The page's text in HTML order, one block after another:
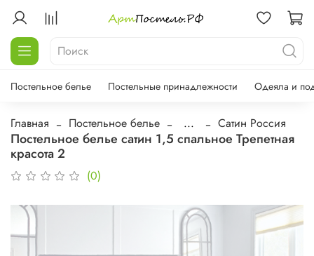
Постельное белье Постельные принадлежности Одеяла и
Главная Постельное белье ... Сатин Россия
Постельное белье сатин 1,5 спальное Трепетная
красота 2
(0)